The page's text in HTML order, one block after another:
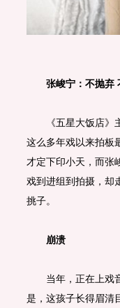
张峻宁：不抛弃
《五星大饭店》主
这么多年戏以来拍板
才定下印小天，而张
戏到进组到拍摄，却
挑子。
崩溃
当年，正在上戏音
是，这孩子长得眉清